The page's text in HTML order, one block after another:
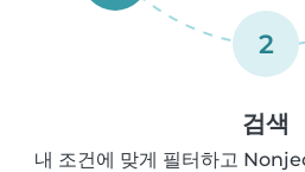
2
검색
내 조건에 맞게 필터하고